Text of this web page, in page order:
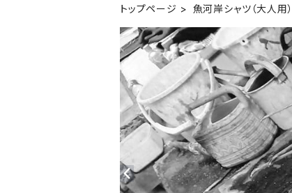
トップページ 魚河岸シャツ（大人用）